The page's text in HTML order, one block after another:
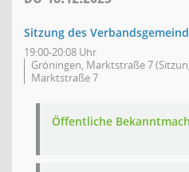
Sitzung des
19:00-20:08 Uhr
Gröningen, Marktstraße 7
Marktstraße 7
Öffentliche